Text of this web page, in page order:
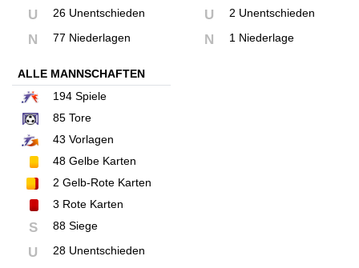
U 26 Unentschieden
N 77 Niederlagen
U 2 Unentschieden
N 1 Niederlage
ALLE MANNSCHAFTEN
194 Spiele
85 Tore
43 Vorlagen
48 Gelbe Karten
2 Gelb-Rote Karten
3 Rote Karten
S 88 Siege
U 28 Unentschieden